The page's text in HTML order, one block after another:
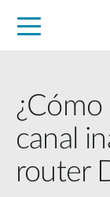
¿Cómo
canal
router